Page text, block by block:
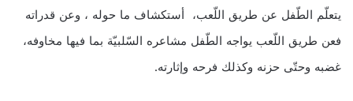
يتعلّم الطّفل عن طريق اللّعب، أستكشاف ما حوله ، وعن قدراته
فعن طريق اللّعب يواجه الطّفل مشاعره السّلبيّة بما فيها مخاوفه،
غضبه وحتّى حزنه وكذلك فرحه وإثارته.